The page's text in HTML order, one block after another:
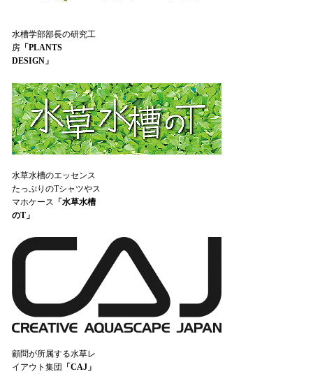
水槽学部部長の研究工
房「PLANTS
DESIGN」
水草水槽のエッセンス
たっぷりのTシャツやス
マホケース 「水草水槽
のT」
顧問が所属する水草レ
イアウト集団
「CAJ」